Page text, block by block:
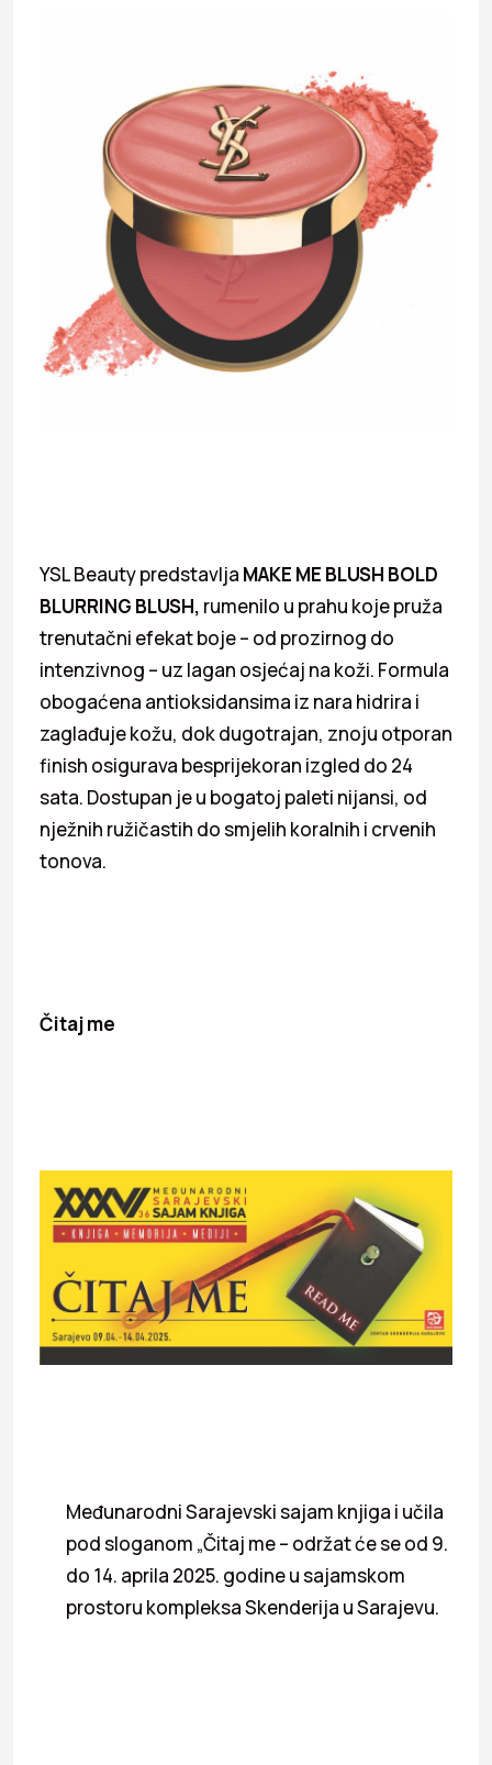
YSL Beauty predstavlja MAKE ME BLUSH BOLD
BLURRING BLUSH, rumenilo u prahu koje pruža
trenutačni efekat boje – od prozirnog do
intenzivnog – uz lagan osjećaj na koži. Formula
obogaćena antioksidansima iz nara hidrira i
zaglađuje kožu, dok dugotrajan, znoju otporan
finish osigurava besprijekoran izgled do 24
sata. Dostupan je u bogatoj paleti nijansi, od
nježnih ružičastih do smjelih koralnih i crvenih
tonova.
Čitaj me
Međunarodni Sarajevski sajam knjiga i učila
pod sloganom „Čitaj me – održat će se od 9.
do 14. aprila 2025. godine u sajamskom
prostoru kompleksa Skenderija u Sarajevu.